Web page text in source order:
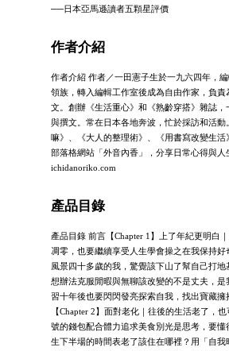
──日本亞馬遜讀者五顆星評價
作者介紹
作者介紹 作者／一田憲子生於一九六四年，
領族，轉入編輯工作室後成為自由作家，負責
文。創辦《生活重心》和《熟齡穿搭》雜誌，
與撰文。常在日本各地奔波，忙於採訪和活動
嘛》、《大人的整理術》、《用書寫改變生活
部落格網站「外音內香」，分享日常心得與人
ichidanoriko.com
產品目錄
產品目錄 前言【Chapter 1】上了年紀更明白
凋零，也要繼續享受人生學會操之在我保持好
風景四十多歲的我，驚覺該下山了幫自己打地
想辦法克服閒暇與無聊該改變的不是丈夫，是
習十年後也要閃閃發亮探索自我，找出寶藏擁
【Chapter 2】面對老化｜往後的生活老了，
號的錢包配合體力追求美食別光是思考，要懂
生下半場的時間表老了該住在哪裡？用「自我